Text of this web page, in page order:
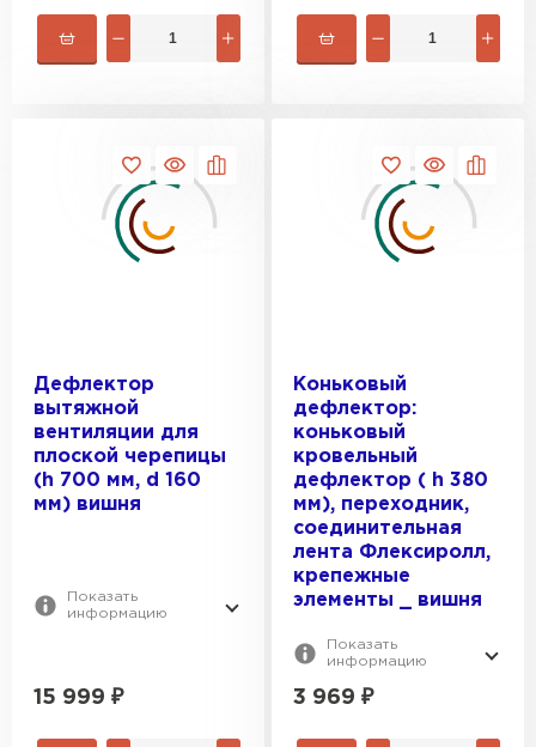
Дефлектор
вытяжной
вентиляции для
плоской черепицы
(h 700 мм, d 160
мм) вишня
Показать
информацию
15 999 ₽
Коньковый
дефлектор:
коньковый
кровельный
дефлектор ( h 380
мм), переходник,
соединительная
лента Флексиролл,
крепежные
элементы _ вишня
Показать
информацию
3 969 ₽
Керамическая черепица
ПЕРЕЙТИ